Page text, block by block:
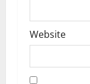
Website